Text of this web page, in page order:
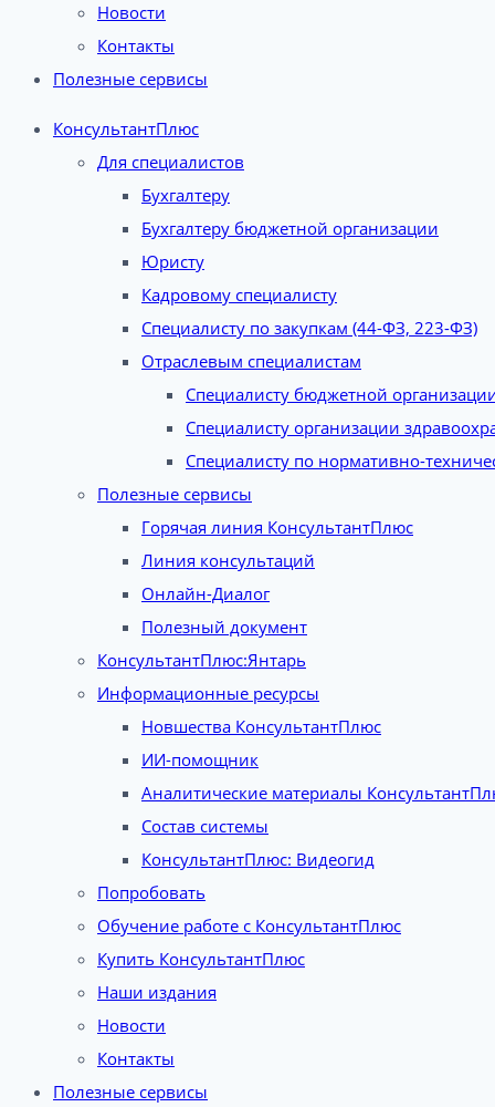
Новости
Контакты
Полезные сервисы
КонсультантПлюс
Для специалистов
Бухгалтеру
Бухгалтеру бюджетной организации
Юристу
Кадровому специалисту
Специалисту по закупкам (44-ФЗ, 223-ФЗ)
Отраслевым специалистам
Специалисту бюджетной
Специалисту организации
Специалисту по нормативно-
Полезные сервисы
Горячая линия КонсультантПлюс
Линия консультаций
Онлайн-Диалог
Полезный документ
КонсультантПлюс:Янтарь
Информационные ресурсы
Новшества КонсультантПлюс
ИИ-помощник
Аналитические материалы
Состав системы
КонсультантПлюс: Видеогид
Попробовать
Обучение работе с КонсультантПлюс
Купить КонсультантПлюс
Наши издания
Новости
Контакты
Полезные сервисы